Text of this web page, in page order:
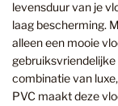
levensduur van je
laag bescherming.
alleen een mooie
combinatie van
PVC maakt deze